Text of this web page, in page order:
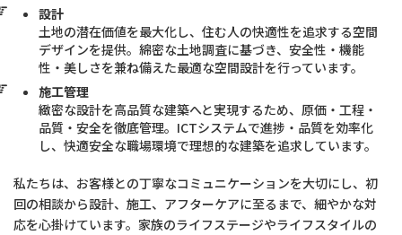
設計
土地の潜在価値を最大化し、住む人の快適性を追求する空間
デザインを提供。綿密な土地調査に基づき、安全性・機能
性・美しさを兼ね備えた最適な空間設計を行っています。
施工管理
​緻密な設計を高品質な建築へと実現するため、原価・工程・
品質・安全を徹底管理。ICTシステムで進捗・品質を効率化
し、快適安全な職場環境で理想的な建築を追求しています。
私たちは、お客様との丁寧なコミュニケーションを大切にし、初
回の相談から設計、施工、アフターケアに至るまで、細やかな対
応を心掛けています。​家族のライフステージやライフスタイルの